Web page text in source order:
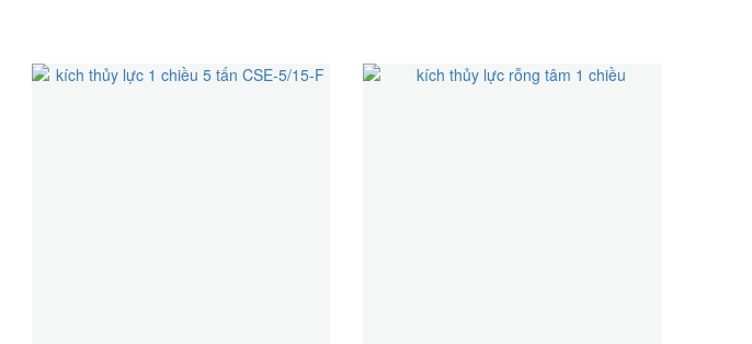
Korea cấp Chứng nhận chất lượng sản
phẩm (CQ) do nhà sản xuất cấp